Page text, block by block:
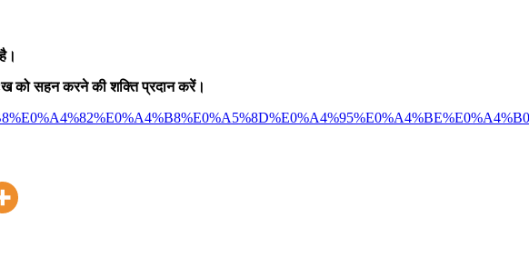
को सहन करने की शक्ति प्रदान करें।